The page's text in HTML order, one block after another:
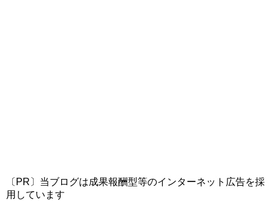
〔PR〕当ブログは成果報酬型等のインターネット広告を採
用しています